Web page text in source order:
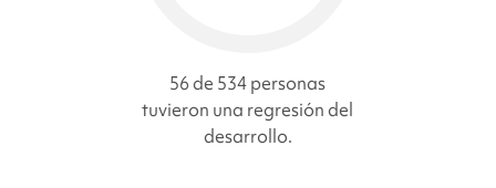
56 de 534 personas
tuvieron una regresión del
desarrollo.